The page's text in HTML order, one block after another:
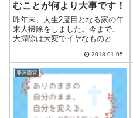
むことが何より大事です！
昨年末、人生2度目となる家の年
末大掃除をしました。今まで、
大掃除は大変でイヤなものとい
れがくつがえりました。発達障
害ゆえ汚部屋住人だったわたし
が、「大掃除は楽しくて気もち
良いもの」と思えるようになっ
たのは、自分で...
2018.01.05
発達障害